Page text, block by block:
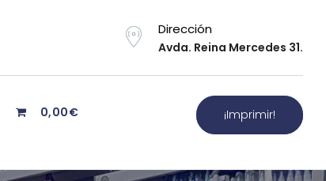
Dirección
Avda. Reina Mercedes 31.
0,00€ ¡Imprimir!